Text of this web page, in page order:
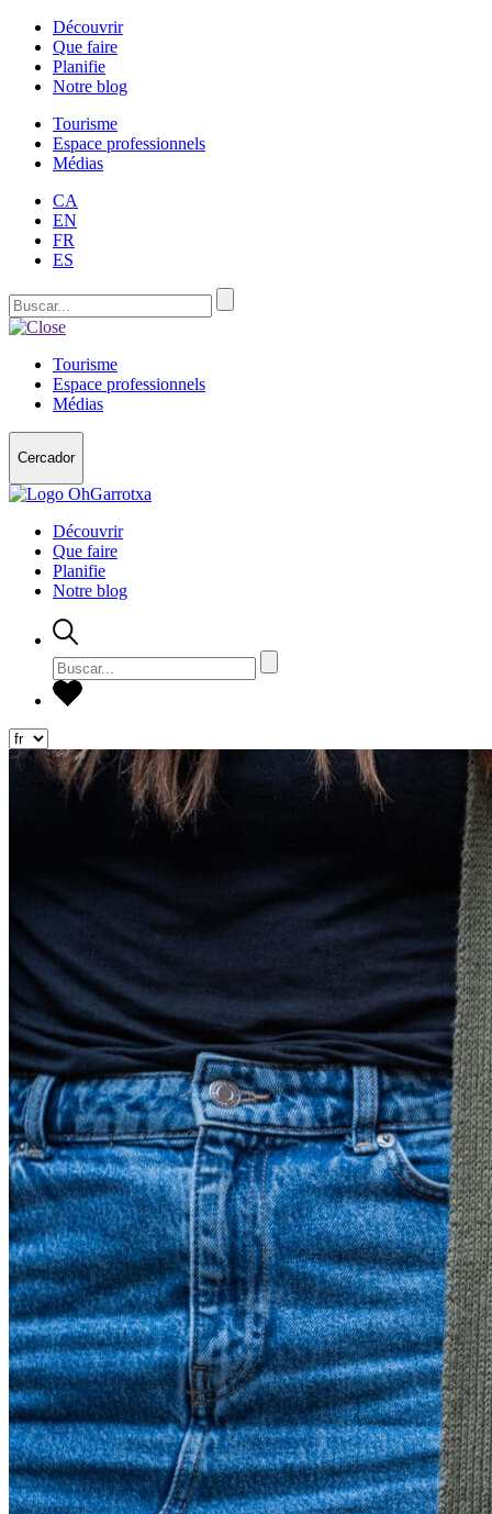
Découvrir
Que faire
Planifie
Notre blog
Tourisme
Espace professionnels
Médias
CA
EN
FR
ES
Tourisme
Espace professionnels
Médias
Cercador
Découvrir
Que faire
Planifie
Notre blog